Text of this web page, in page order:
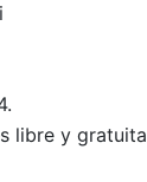
libre y gratuita